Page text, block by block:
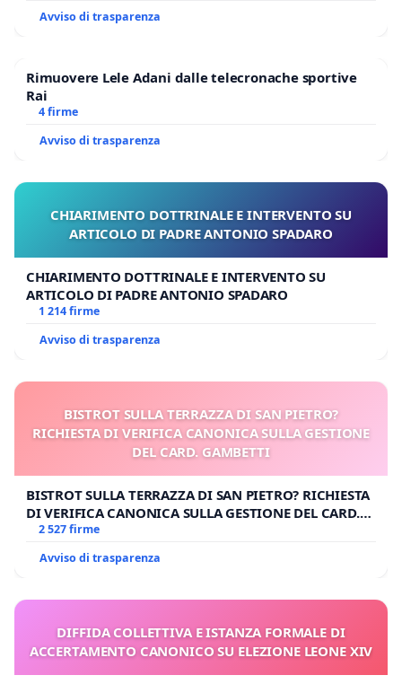
Avviso di trasparenza
Rimuovere Lele Adani dalle telecronache sportive
Rai
4 firme
Avviso di trasparenza
CHIARIMENTO DOTTRINALE E INTERVENTO SU
ARTICOLO DI PADRE ANTONIO SPADARO
CHIARIMENTO DOTTRINALE E INTERVENTO SU
ARTICOLO DI PADRE ANTONIO SPADARO
1 214 firme
Avviso di trasparenza
BISTROT SULLA TERRAZZA DI SAN PIETRO?
RICHIESTA DI VERIFICA CANONICA SULLA GESTIONE
DEL CARD. GAMBETTI
BISTROT SULLA TERRAZZA DI SAN PIETRO? RICHIESTA
DI VERIFICA CANONICA SULLA GESTIONE DEL CARD.
GAMBETTI
2 527 firme
Avviso di trasparenza
DIFFIDA COLLETTIVA E ISTANZA FORMALE DI
ACCERTAMENTO CANONICO SU ELEZIONE LEONE XIV